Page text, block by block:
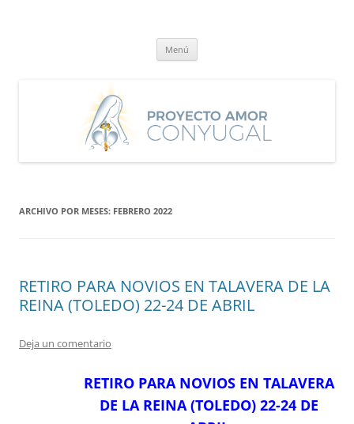
Menú
ARCHIVO POR MESES: FEBRERO 2022
RETIRO PARA NOVIOS EN TALAVERA DE LA
REINA (TOLEDO) 22-24 DE ABRIL
Deja un comentario
RETIRO PARA NOVIOS EN TALAVERA
DE LA REINA (TOLEDO) 22-24 DE